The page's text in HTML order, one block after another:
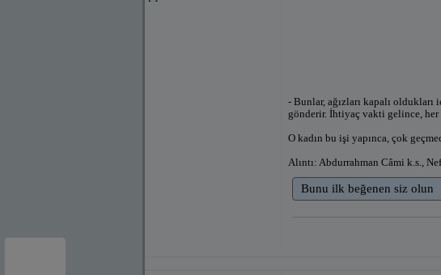
- Bunlar, ağızları kapalı oldukları
gönderir. İhtiyaç vakti gelince, her
O kadın bu işi yapınca, çok
Alıntı: Abdurrahman Câmi k.s.,
Bunu ilk beğenen siz olun